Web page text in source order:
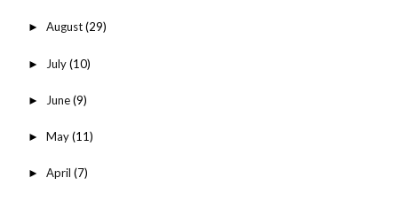
► August(29)
► July(10)
► June(9)
► May(11)
► April (7)